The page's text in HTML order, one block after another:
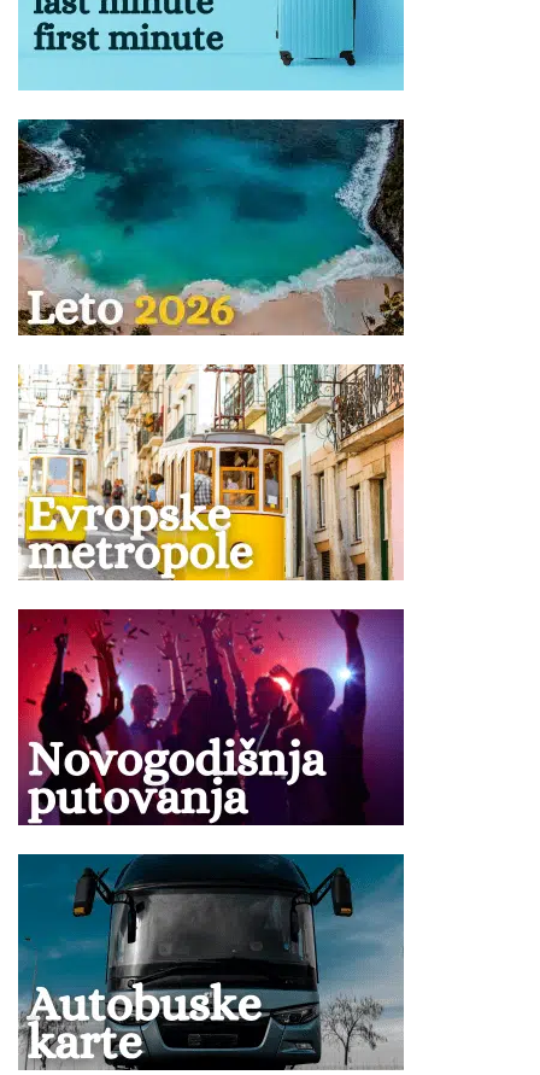
slučaju gubitka lakše bio pronađen.
Za zaboravljene stvari agencija kao prevoznik ne
Prtljag koji je primljen na prevoz biće obeležen
agencijskim nalepnicama.
Prtljag bez nalepnice neće biti primljen na prevoz.
Vaša je odgovornost da proverite da li je Vaš prtljag
unet ili iznet iz autobusa.
NAPOMENA za mesta u autobusu:
Raspored sedenja u
prevoznom sredstvu određuje se kompjuterski u zavisnosti
od kapaciteta i tipa istog, i ne postoji mogućnost rezervacije
Ukoliko Vam ponuda za Vila KALLINI Stavros ne odgovara
pogledajte ponudu ostalih smeštaja u letovalištu
ostalih smeštajnih kapaciteta u oblastiSveti Đorđe
Republike Grčke